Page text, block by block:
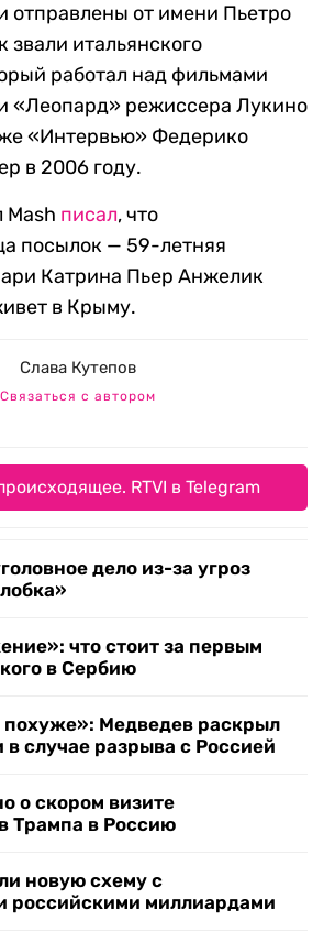
отправлены от имени Пьетро
звали итальянского
работал над фильмами
«Леопард» режиссера Лукино
«Интервью» Федерико
в 2006 году.
Mash писал, что
посылок — 59-летняя
Катрина Пьер Анжелик
в Крыму.
Слава Кутепов
Связаться с автором
RTVI в Telegram
дело из-за угроз
что стоит за первым
в Сербию
Медведев раскрыл
случае разрыва с Россией
о скором визите
Трампа в Россию
новую схему с
российскими миллиардами